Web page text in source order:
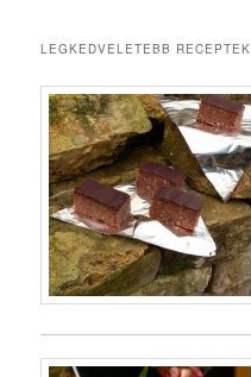
LEGKEDVELETEBB RECEPTEK